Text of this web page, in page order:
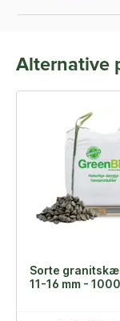
Alternative
Sorte
11-16 mm -